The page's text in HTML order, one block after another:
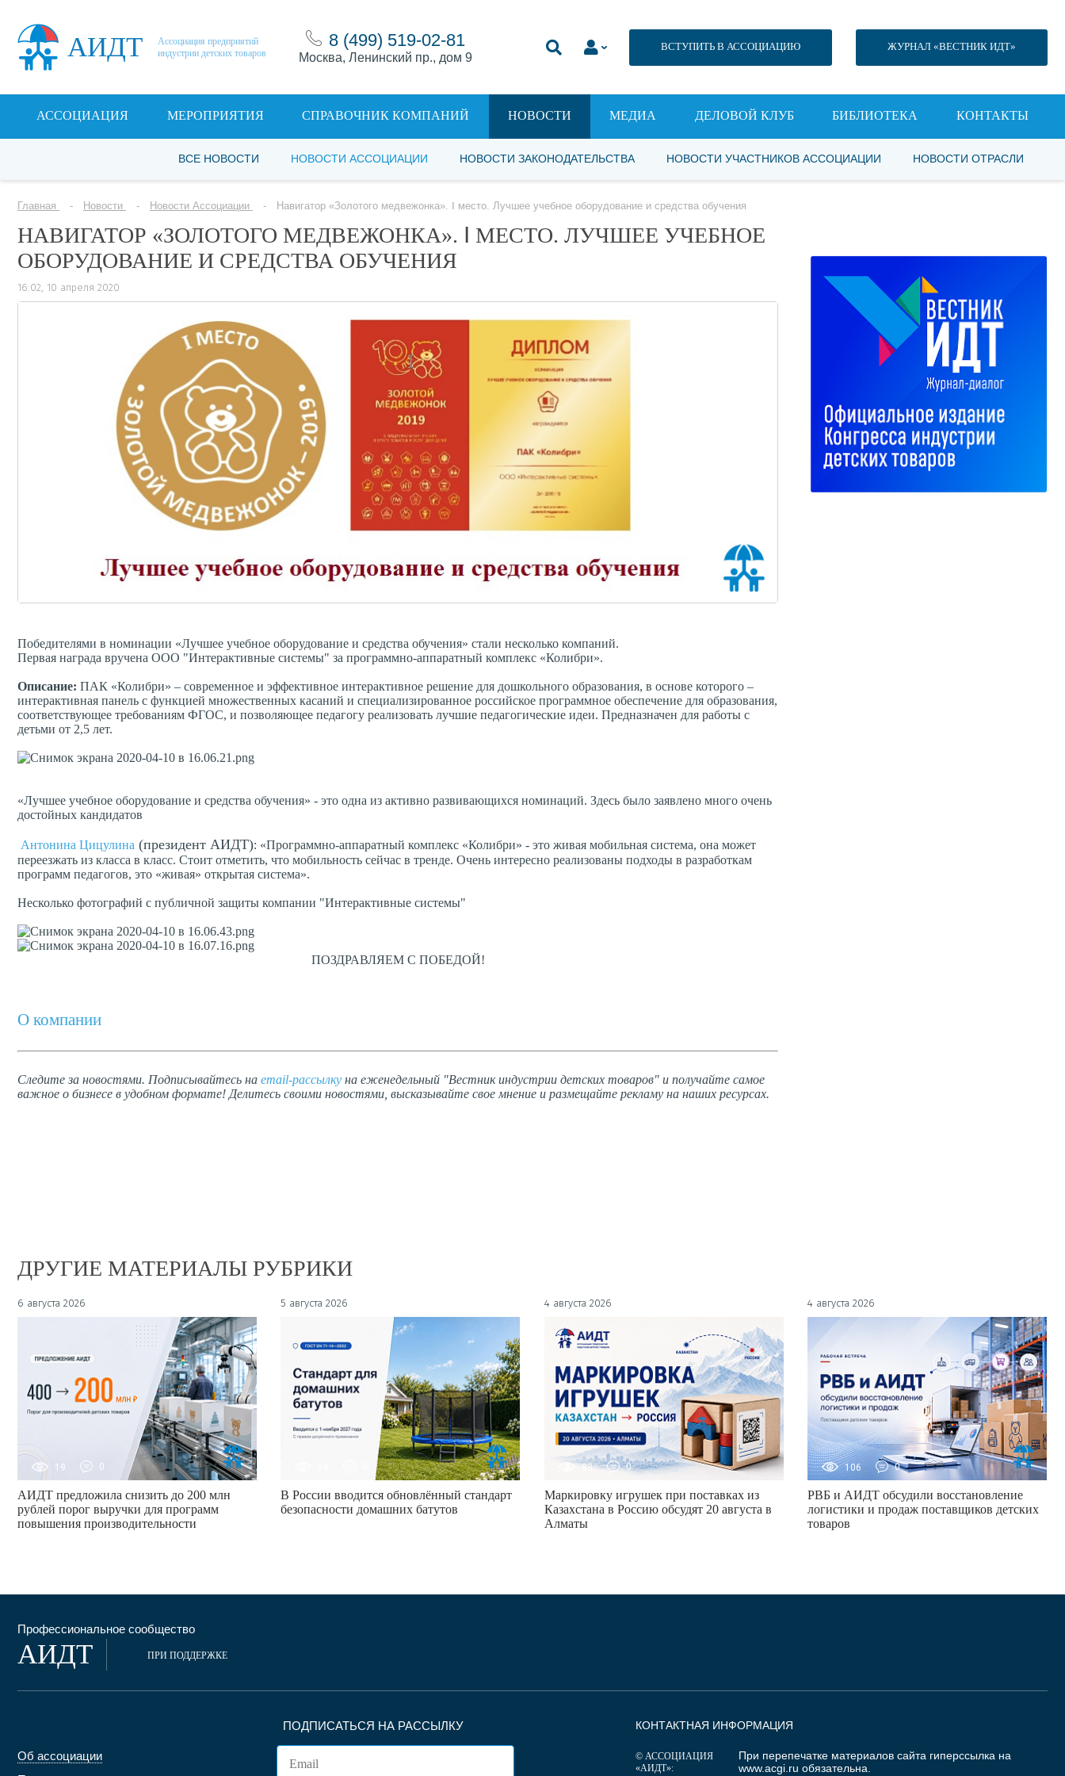
АИДТ
Ассоциация предприятий
индустрии детских товаров
8 (499) 519-02-81
Москва, Ленинский пр., дом 9
ВСТУПИТЬ В АССОЦИАЦИЮ ЖУРНАЛ «ВЕСТНИК ИДТ»
АССОЦИАЦИЯ МЕРОПРИЯТИЯ СПРАВОЧНИК КОМПАНИЙ НОВОСТИ МЕДИА ДЕЛОВОЙ КЛУБ БИБЛИОТЕКА КОНТАКТЫ
ВСЕ НОВОСТИ НОВОСТИ АССОЦИАЦИИ НОВОСТИ ЗАКОНОДАТЕЛЬСТВА НОВОСТИ УЧАСТНИКОВ АССОЦИАЦИИ НОВОСТИ ОТРАСЛИ
Главная Новости Новости Ассоциации Навигатор «Золотого медвежонка». Ⅰ место. Лучшее учебное оборудование и средства обучения
НАВИГАТОР «ЗОЛОТОГО МЕДВЕЖОНКА». Ⅰ МЕСТО. ЛУЧШЕЕ УЧЕБНОЕ
ОБОРУДОВАНИЕ И СРЕДСТВА ОБУЧЕНИЯ
16:02, 10 апреля 2020
Победителями в номинации «Лучшее учебное оборудование и средства обучения» стали несколько компаний.
Первая награда вручена ООО "Интерактивные системы" за программно-аппаратный комплекс «Колибри».
Описание: ПАК «Колибри» – современное и эффективное интерактивное решение для дошкольного образования, в основе которого –
интерактивная панель с функцией множественных касаний и специализированное российское программное обеспечение для образования,
соответствующее требованиям ФГОС, и позволяющее педагогу реализовать лучшие педагогические идеи. Предназначен для работы с
детьми от 2,5 лет.
«Лучшее учебное оборудование и средства обучения» - это одна из активно развивающихся номинаций. Здесь было заявлено много очень
достойных кандидатов
Антонина Цицулина (президент АИДТ): «Программно-аппаратный комплекс «Колибри» - это живая мобильная система, она может
переезжать из класса в класс. Стоит отметить, что мобильность сейчас в тренде. Очень интересно реализованы подходы в разработкам
программ педагогов, это «живая» открытая система».
Несколько фотографий с публичной защиты компании "Интерактивные системы"
ПОЗДРАВЛЯЕМ С ПОБЕДОЙ!
О компании
Следите за новостями. Подписывайтесь на email-рассылку на еженедельный "Вестник индустрии детских товаров" и получайте самое
важное о бизнесе в удобном формате! Делитесь своими новостями, высказывайте свое мнение и размещайте рекламу на наших ресурсах.
ДРУГИЕ МАТЕРИАЛЫ РУБРИКИ
6 августа 2026
19 0
АИДТ предложила снизить до 200 млн
рублей порог выручки для программ
повышения производительности
5 августа 2026
В России вводится обновлённый стандарт
безопасности домашних батутов
4 августа 2026
83 0
Маркировку игрушек при поставках из
Казахстана в Россию обсудят 20 августа в
Алматы
4 августа 2026
106 0
РВБ и АИДТ обсудили восстановление
логистики и продаж поставщиков детских
товаров
Профессиональное сообщество
АИДТ ПРИ ПОДДЕРЖКЕ
Об ассоциации
ПОДПИСАТЬСЯ НА РАССЫЛКУ КОНТАКТНАЯ ИНФОРМАЦИЯ
© АССОЦИАЦИЯ
«АИДТ»:
При перепечатке материалов сайта гиперссылка на
www.acgi.ru обязательна.